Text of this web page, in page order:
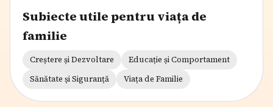
Subiecte utile pentru viața de
familie
Creștere și Dezvoltare
Educație și Comportament
Sănătate și Siguranță
Viața de Familie